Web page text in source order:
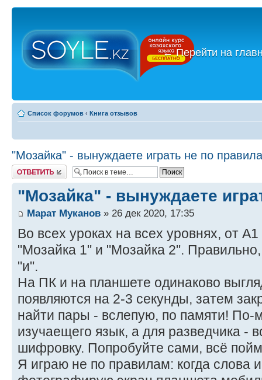
←Перейти на
Список форумов ‹ Книга отзывов
"Мозайка" - вынуждаете играть не по
Ответить
"Мозайка" - вынуждаете
Марат Муканов » 26 дек 2020, 17:35
Во всех уроках на всех уровнях, от
"Мозайка 1" и "Мозайка 2".
"и".
На ПК и на планшете одинаково
появляются на 2-3 секунды, затем
найти пары - вслепую, по памяти! По-
изучаещего язык, а для разведчика -
шифровку. Попробуйте сами, всё
Я играю не по правилам: когда слова